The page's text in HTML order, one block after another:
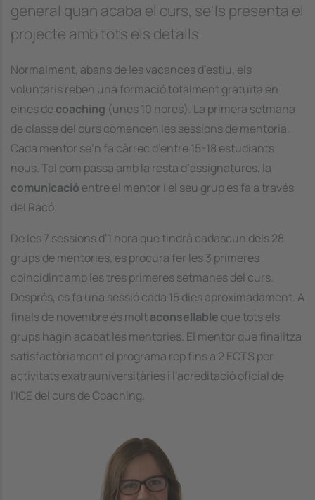
general quan acaba el curs, se'ls presenta el
projecte amb tots els detalls
Normalment, abans de les vacances d’estiu, els
voluntaris reben una formació totalment gratuïta en
eines decoaching (unes 10 hores). La primera setmana
de classe del curs comencen les sessions de mentoria.
Cada mentor se’n fa càrrec d’entre 15-18 estudiants
nous. Tal com passa amb la resta d’assignatures, la
comunicació entre el mentor i el seu grup es fa a través
del Racó.
De les 7 sessions d’1 hora que tindrà cadascun dels 28
grups de mentories, es procura fer les 3 primeres
coincidint amb les tres primeres setmanes del curs.
Després, es fa una sessió cada 15 dies aproximadament. A
finals de novembre és moltaconsellable que tots els
grups hagin acabat les mentories. El mentor que finalitza
satisfactòriament el programa rep fins a 2 ECTS per
activitats exatrauniversitàries i l'acreditació oficial de
l'ICE del curs de Coaching.